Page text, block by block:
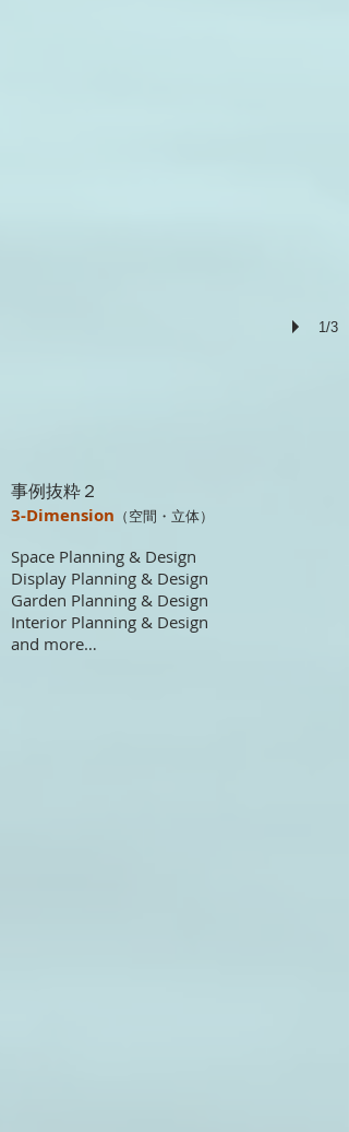
1/3
事例抜粋２
3-Dimension （空間・立体）
Space Planning & Design
Display Planning & Design
Garden Planning & Design
Interior Planning & Design
and more…